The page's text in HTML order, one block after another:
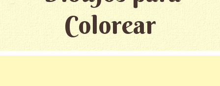
Colorear